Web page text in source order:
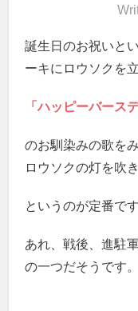
誕生日のお祝いと
ーキにロウソクを立
「ハッピーバース
のお馴染みの歌を
ロウソクの灯を吹
というのが定番です
あれ、戦後、進駐
の一つだそうです。